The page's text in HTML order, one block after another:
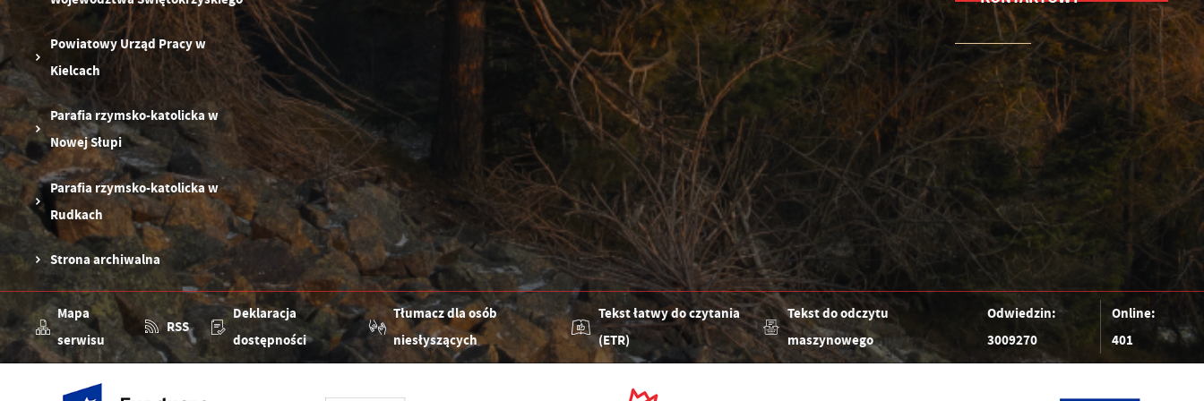
Powiatowy Urząd Pracy w
Kielcach
Parafia rzymsko-katolicka w
Nowej Słupi
Parafia rzymsko-katolicka w
Rudkach
Strona archiwalna
Mapa
serwisu
RSS
Deklaracja
dostępności
Tłumacz dla osób
niesłyszących
Tekst łatwy do czytania
(ETR)
Tekst do odczytu
maszynowego
Odwiedzin:
3009270
Online:
401